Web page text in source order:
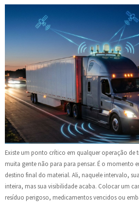
Existe um ponto crítico em qualquer operação de
muita gente não para para pensar. É o momento
destino final do material. Ali, naquele intervalo,
inteira, mas sua visibilidade acaba. Colocar um
resíduo perigoso, medicamentos vencidos ou